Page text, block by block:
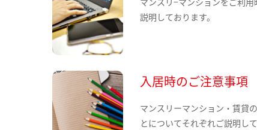
説明しております。
入居時のご注意事項
マンスリーマンション・賃貸
とについてそれぞれご説明して